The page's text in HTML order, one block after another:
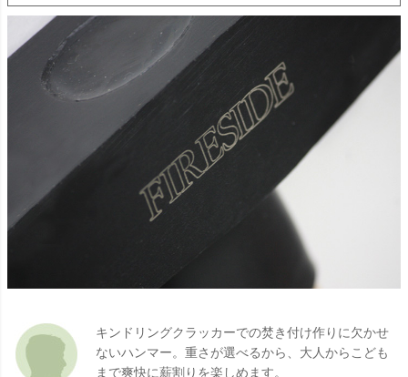
キンドリングクラッカーでの焚き付け作りに欠かせ
ないハンマー。重さが選べるから、大人からこども
まで爽快に薪割りを楽しめます。